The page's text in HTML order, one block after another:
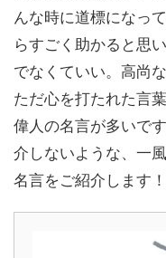
んな時に道標になっ
らすごく助かると思
でなくていい。高尚
ただ心を打たれた言
偉人の名言が多いで
介しないような、一
名言をご紹介します！